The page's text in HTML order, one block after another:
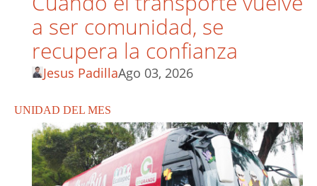
a ser comunidad, se
recupera la confianza
Jesus PadillaAgo 03, 2026
UNIDAD DEL MES